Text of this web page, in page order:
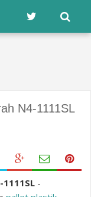
N4-1111SL
-